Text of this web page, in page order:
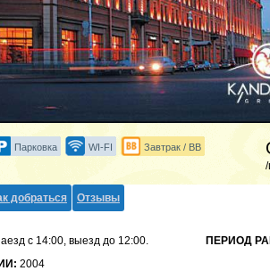
Парковка WI-FI Завтрак / BB
добраться Отзывы
с 14:00, выезд до 12:00.
ПЕРИОД
2004